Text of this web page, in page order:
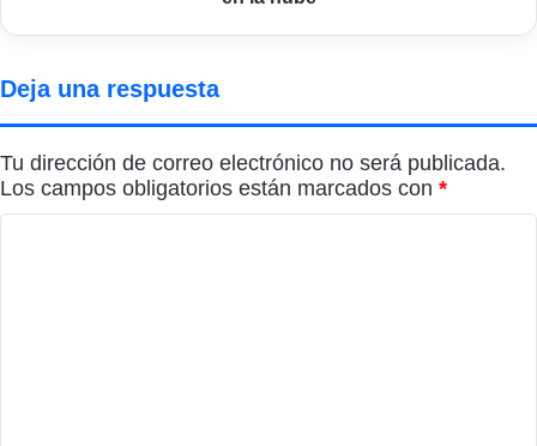
Deja una respuesta
Tu dirección de correo electrónico no será publicada.
Los campos obligatorios están marcados con *